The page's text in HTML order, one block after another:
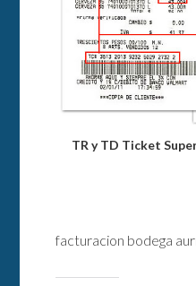
TR y TD Ticket
facturacion bodega